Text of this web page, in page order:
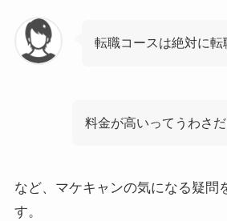
転職コースは絶対に転
料金が高いってうわさ
など、マケキャンの気になる疑問
す。